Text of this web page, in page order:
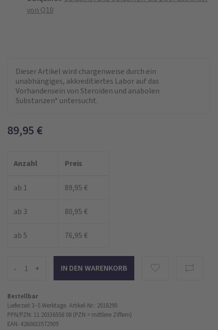
von Q10
Dieser Artikel wird chargenweise durch ein
unabhängiges, akkreditiertes Labor auf das
Vorhandensein von Steroiden und anabolen
Substanzen* untersucht.
89,95 €
Anzahl Preis
ab 1 89,95 €
ab 3 80,95 €
ab 5 76,95 €
- +
Bestellbar
Lieferzeit 3–5 Werktage. Artikel-Nr.: 2018290
PPN/PZN: 11 20336558 08 (PZN = mittlere Ziffern)
EAN: 4260633572909